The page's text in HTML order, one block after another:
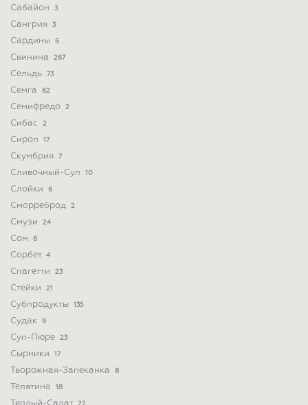
Сабайон 3
Сангрия 3
Сардины 6
Свинина 267
Сельдь 73
Семга 62
Семифредо 2
Сибас 2
Сироп 17
Скумбрия 7
Сливочный-Суп 10
Слойки 6
Сморреброд 2
Смузи 24
Сом 6
Сорбет 4
Спагетти 23
Стейки 21
Субпродукты 135
Судак 9
Суп-Пюре 23
Сырники 17
Творожная-Запеканка 8
Телятина 18
Теплый-Салат 22